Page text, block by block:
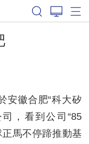
徽合肥“科大矽
，看到公司“85
馬不停蹄推動基